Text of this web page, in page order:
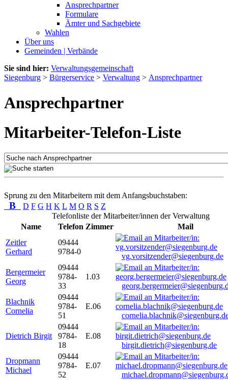
Ansprechpartner
Formulare
Ämter und Sachgebiete
Wahlen
Über uns
Gemeinden | Verbände
Sie sind hier: Verwaltungsgemeinschaft
Siegenburg > Bürgerservice > Verwaltung > Ansprechpartner
Ansprechpartner
Mitarbeiter-Telefon-Liste
Sprung zu den Mitarbeitern mit dem Anfangsbuchstaben:
B D F G H K L M O R S Z
Telefonliste der Mitarbeiter/innen der Verwaltung
Name
Telefon Zimmer
Mail
Zeitler
Gerhard
09444
9784-0
vg.vorsitzender@siegenburg.de
Bergermeier
Georg
09444
9784-
33
1.03
Blachnik
Cornelia
09444
9784-
51
E.06
Dietrich Birgit
09444
9784-
18
E.08
birgit.dietrich@siegenburg.de
Dropmann
Michael
09444
9784-
52
E.07